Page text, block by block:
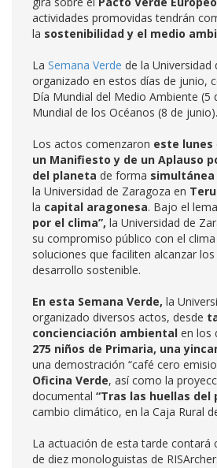
actividades promovidas tendrán
la sostenibilidad y el medio
La Semana Verde de la Universidad
organizado en estos días de junio,
Día Mundial del Medio Ambiente (5
Mundial de los Océanos (8 de junio).
Los actos comenzaron este lunes
un Manifiesto y de un Aplauso
del planeta de forma simultánea
la Universidad de Zaragoza en
la capital aragonesa. Bajo el lema
por el clima”, la Universidad de
su compromiso público con el
soluciones que faciliten alcanzar
desarrollo sostenible.
En esta Semana Verde, la
organizado diversos actos, desde
concienciación ambiental en los
275 niños de Primaria, una
una demostración “café cero
Oficina Verde, así como la
documental “Tras las huellas del
cambio climático, en la Caja Rural
La actuación de esta tarde contará
de diez monologuistas de